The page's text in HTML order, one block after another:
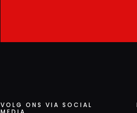
VOLG ONS VIA SOCIAL